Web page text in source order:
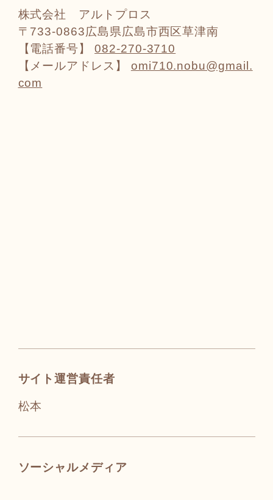
株式会社 アルトプロス
〒733-0863広島県広島市西区草津南
【電話番号】082-270-3710
【メールアドレス】 omi710.nobu@gmail.
com
サイト運営責任者
松本
ソーシャルメディア